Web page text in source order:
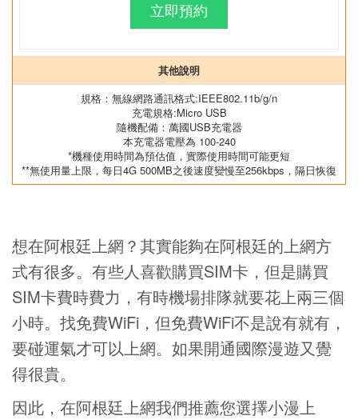
立即預約
其他說明
規格：無線網路通訊格式:IEEE802.11b/g/n
充電規格:Micro USB
隨機配備：萬國USB充電器
本充電器電壓為 100-240
*機種使用時間為預估值，實際使用時間可能更短
**無使用量上限，每日4G 500MB之後速度變慢至256kbps，隔日恢復
想在阿根廷上網？其實能夠在阿根廷的上網方
式有很多。有些人喜歡購買SIM卡，但是購買
SIM卡費時費力，有時機場排隊就要花上兩三個
小時。找免費WiFi，但免費WiFi不是說有就有，
要碰運氣才可以上網。如果開通國際漫遊又覺
得很貴。
因此，在阿根廷上網我們推薦您選擇小漫上